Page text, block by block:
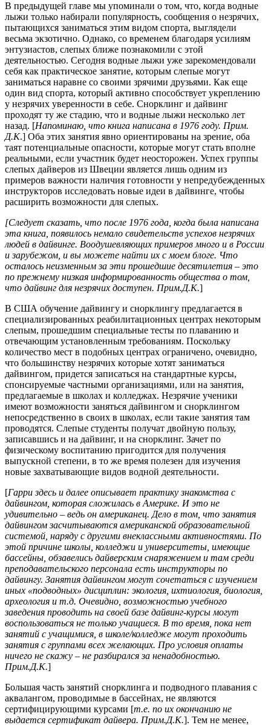
В предыдущей главе мы упоминали о том, что, когда водные
лыжи только набирали популярность, сообщения о незрячих,
пытающихся заниматься этим видом спорта, выглядели
весьма экзотично. Однако, со временем благодаря усилиям
энтузиастов, слепых ближе познакомили с этой
деятельностью. Сегодня водные лыжи уже зарекомендовали
себя как практическое занятие, которым слепые могут
заниматься наравне со своими зрячими друзьями. Как еще
один вид спорта, который активно способствует укреплению
у незрячих уверенности в себе. Снорклинг и дайвинг
проходят ту же стадию, что и водные лыжи несколько лет
назад. [Напоминаю, что книга написана в 1976 году. Прим.
Д.К.] Оба этих занятия явно ориентированы на зрение, оба
таят потенциальные опасности, которые могут стать вполне
реальными, если участник будет неосторожен. Успех группы
слепых дайверов из Швеции является лишь одним из
примеров важности наличия готовности у непредубежденных
инструкторов исследовать новые идеи в дайвинге, чтобы
расширить возможности для слепых.
[Следует сказать, что после 1976 года, когда была написана
эта книга, появилось немало свидетельств успехов незрячих
людей в дайвинге. Воодушевляющих примеров много и в России
и зарубежом, и вы можете найти их с моем блоге. Что
осталось неизменным за эти прошедшие десятилетия – это
по прежнему низкая информированность общества о том,
что дайвинг для незрячих доступен. Прим.Д.К.]
В США обучение дайвингу и снорклингу предлагается в
специализированных реабилитационных центрах некоторым
слепым, прошедшим специальные тесты по плаванию и
отвечающим установленным требованиям. Поскольку
количество мест в подобных центрах ограничено, очевидно,
что большинству незрячих которые хотят заниматься
дайвингом, придется записаться на стандартные курсы,
спонсируемые частными организациями, или на занятия,
предлагаемые в школах и колледжах. Незрячие ученики
имеют возможности заняться дайвингом и снорклингом
непосредственно в своих в школах, если такие занятия там
проводятся. Слепые студенты получат двойную пользу,
записавшись и на дайвинг, и на снорклинг. Зачет по
физическому воспитанию пригодится для получения
выпускной степени, в то же время полезен для изучения
новые захватывающие видов водной деятельности.
[Гарри здесь и далее описывает практику знакомства с
дайвингом, которая сложилась в Америке. И это не
удивительно – ведь он американец. Дело в том, что занятия
дайвингом засчитываются американской образовательной
системой, наряду с другими внеклассными активностями. По
этой причине школы, колледжи и университеты, имеющие
бассейны, обзавелись дайверским снаряжением и там среди
преподавательского персонала есть инструкторы по
дайвингу. Занятия дайвингом могут сочетаться с изучением
иных «подводных» дисциплин: экология, ихтиология, биология,
археология и т.д. Очевидно, возможностью учебного
заведения проводить на своей базе дайвинг-курсы могут
воспользоваться не только учащиеся. В то время, пока нет
занятий с учащимися, в школе/колледже могут проходить
занятия с группами всех желающих. Про условия оплаты
ничего не скажу – не разбирался за ненадобностью.
Прим.Д.К.]
Большая часть занятий снорклинга и подводного плавания с
аквалангом, проводимые в бассейнах, не являются
сертифицирующими курсами [т.е. по их окончанию не
выдается сертификат дайвера. Прим.Д.К.]. Тем не менее,